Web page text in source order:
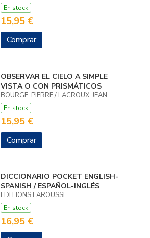
En stock
15,95 €
Comprar
OBSERVAR EL CIELO A SIMPLE
VISTA O CON PRISMÁTICOS
BOURGE, PIERRE / LACROUX, JEAN
En stock
15,95 €
Comprar
DICCIONARIO POCKET ENGLISH-
SPANISH / ESPAÑOL-INGLÉS
ÉDITIONS LAROUSSE
En stock
16,95 €